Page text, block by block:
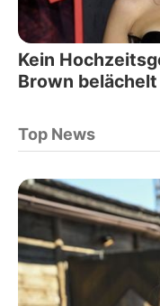
Kein
Brown
Top News